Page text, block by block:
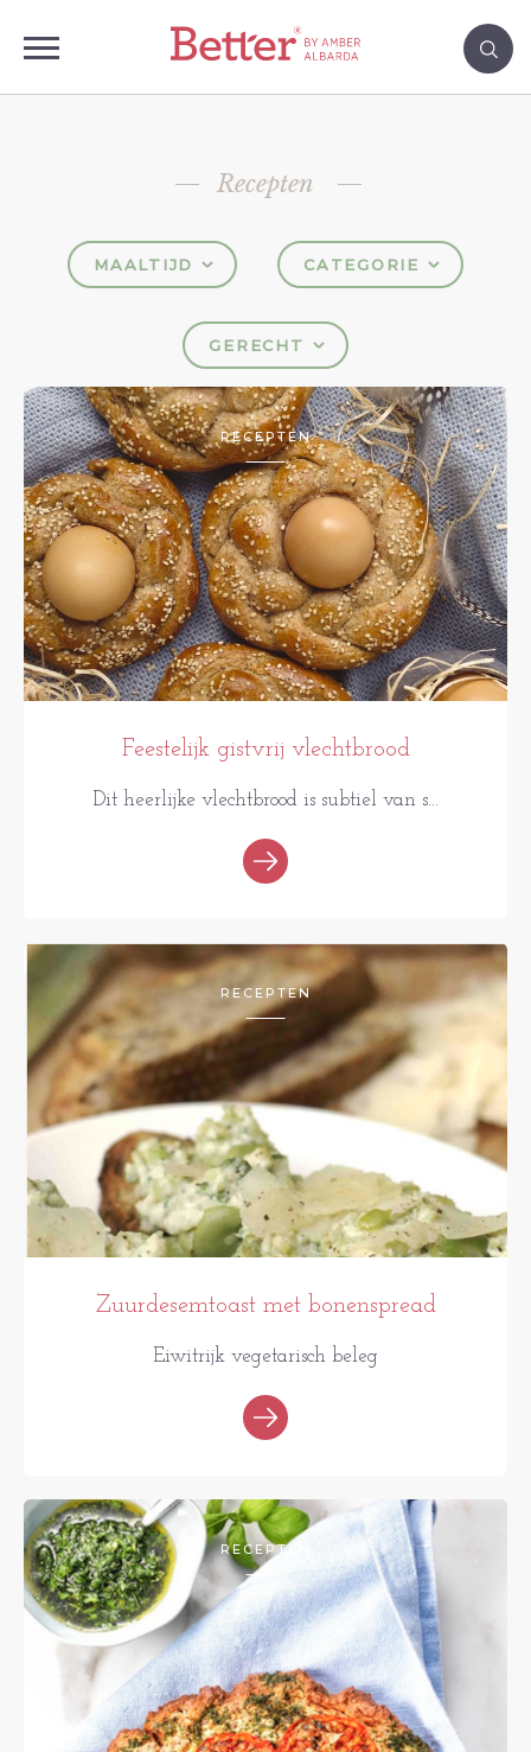
Recepten
MAALTIJD CATEGORIE
GERECHT
RECEPTEN
Feestelijk gistvrij vlechtbrood
Dit heerlijke vlechtbrood is subtiel van s...
RECEPTEN
Zuurdesemtoast met bonenspread
Eiwitrijk vegetarisch beleg
RECEPTEN